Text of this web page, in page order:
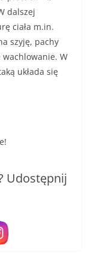
dalszej
ciała m.in.
szyję, pachy
W
układa się
Udostępnij